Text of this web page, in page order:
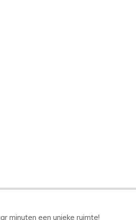
minuten een unieke ruimte!